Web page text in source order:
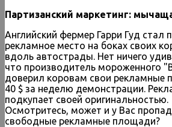
Партизанский маркетинг:
Английский фермер Гарри Гуд стал
рекламное место на боках своих
вдоль автострады. Нет ничего
что производитель мороженного
доверил коровам свои рекламные
40 $ за неделю демонстрации.
подкупает своей оригинальностью.
Осмотритесь, может и у Вас
свободные рекламные площади?